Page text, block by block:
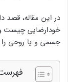
در این مقاله،
خودارضایی چیست
جسمی و یا روحی را